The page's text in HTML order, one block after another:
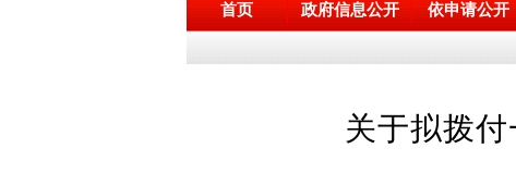
首页 政府信息公开 依申请公开